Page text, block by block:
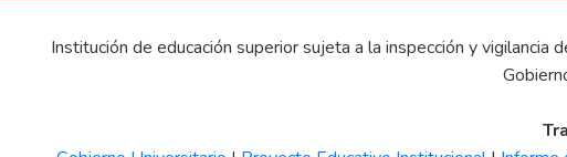
Institución de educación superior sujeta a la inspección y